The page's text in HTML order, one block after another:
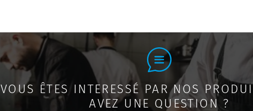
VOUS ÊTES INTERESSÉ PAR NOS
AVEZ UNE QUESTION ?